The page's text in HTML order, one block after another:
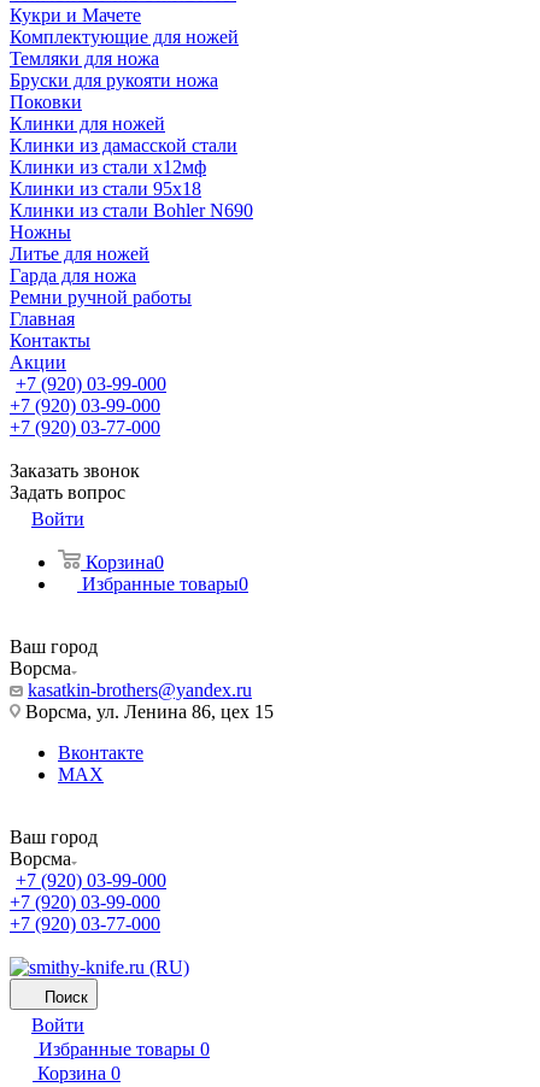
Кукри и Мачете
Комплектующие для ножей
Темляки для ножа
Бруски для рукояти ножа
Поковки
Клинки для ножей
Клинки из дамасской стали
Клинки из стали х12мф
Клинки из стали 95х18
Клинки из стали Bohler N690
Ножны
Литье для ножей
Гарда для ножа
Ремни ручной работы
Главная
Контакты
Акции
+7 (920) 03-99-000
+7 (920) 03-99-000
+7 (920) 03-77-000
Заказать звонок
Задать вопрос
Войти
Корзина0
Избранные товары0
Ваш город
Ворсма
kasatkin-brothers@yandex.ru
Ворсма, ул. Ленина 86, цех 15
Вконтакте
MAX
Ваш город
Ворсма
+7 (920) 03-99-000
+7 (920) 03-99-000
+7 (920) 03-77-000
Поиск
Войти
Избранные товары 0
Корзина 0